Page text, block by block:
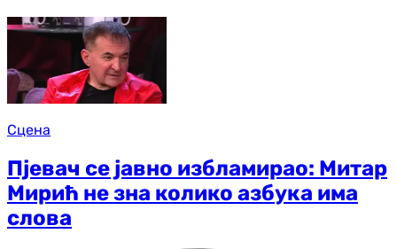
Сцена
Пјевач се јавно избламирао: Митар
Мирић не зна колико азбука има
слова